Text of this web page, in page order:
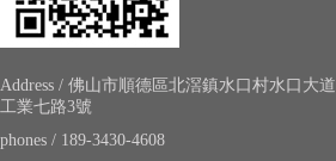
Address / 佛山市順德區北滘鎮水口村水口大道
工業七路3號
phones / 189-3430-4608